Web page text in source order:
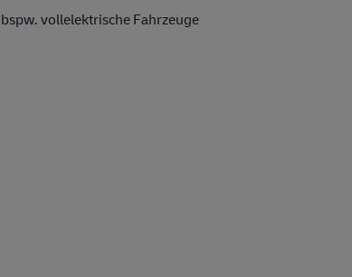
vollelektrische Fahrzeuge